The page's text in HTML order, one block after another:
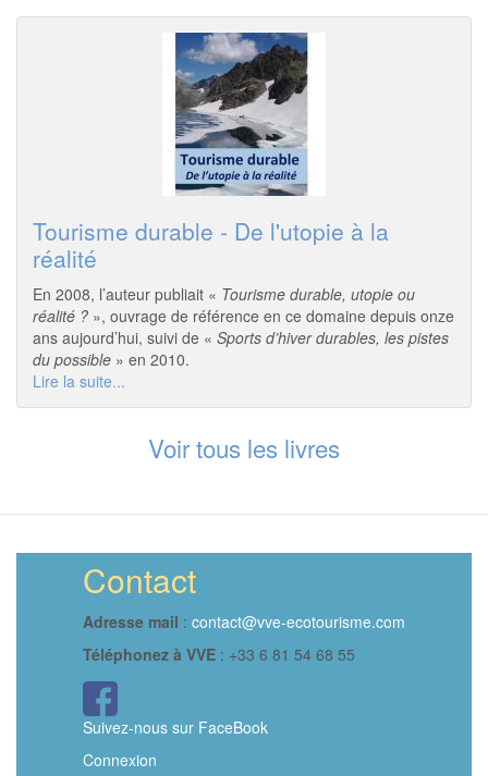
Tourisme durable - De l'utopie à la
réalité
En 2008, l’auteur publiait « Tourisme durable, utopie ou
réalité ? », ouvrage de référence en ce domaine depuis onze
ans aujourd’hui, suivi de « Sports d’hiver durables, les pistes
du possible » en 2010.
Lire la suite...
Voir tous les livres
Contact
Adresse mail : contact@vve-ecotourisme.com
Téléphonez à VVE : +33 6 81 54 68 55
Icône
FaceBook
Suivez-nous sur FaceBook
Connexion